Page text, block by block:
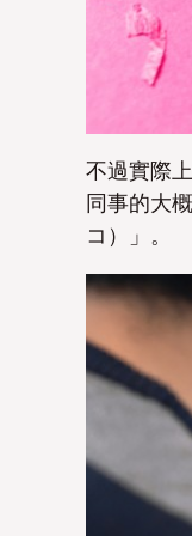
不過實際
同事的大
コ）」。